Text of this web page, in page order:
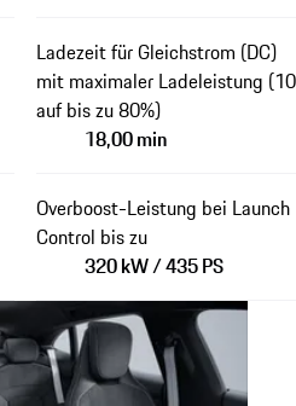
Ladezeit für Gleichstrom (DC)
mit maximaler Ladeleistung (10
auf bis zu 80%)
18,00 min
Overboost-Leistung bei Launch
Control bis zu
320 kW / 435 PS